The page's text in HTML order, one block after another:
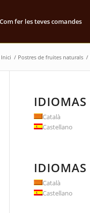
Com fer les teves comandes
Inici / Postres de fruites naturals /
IDIOMAS
Català
Castellano
IDIOMAS
Català
Castellano